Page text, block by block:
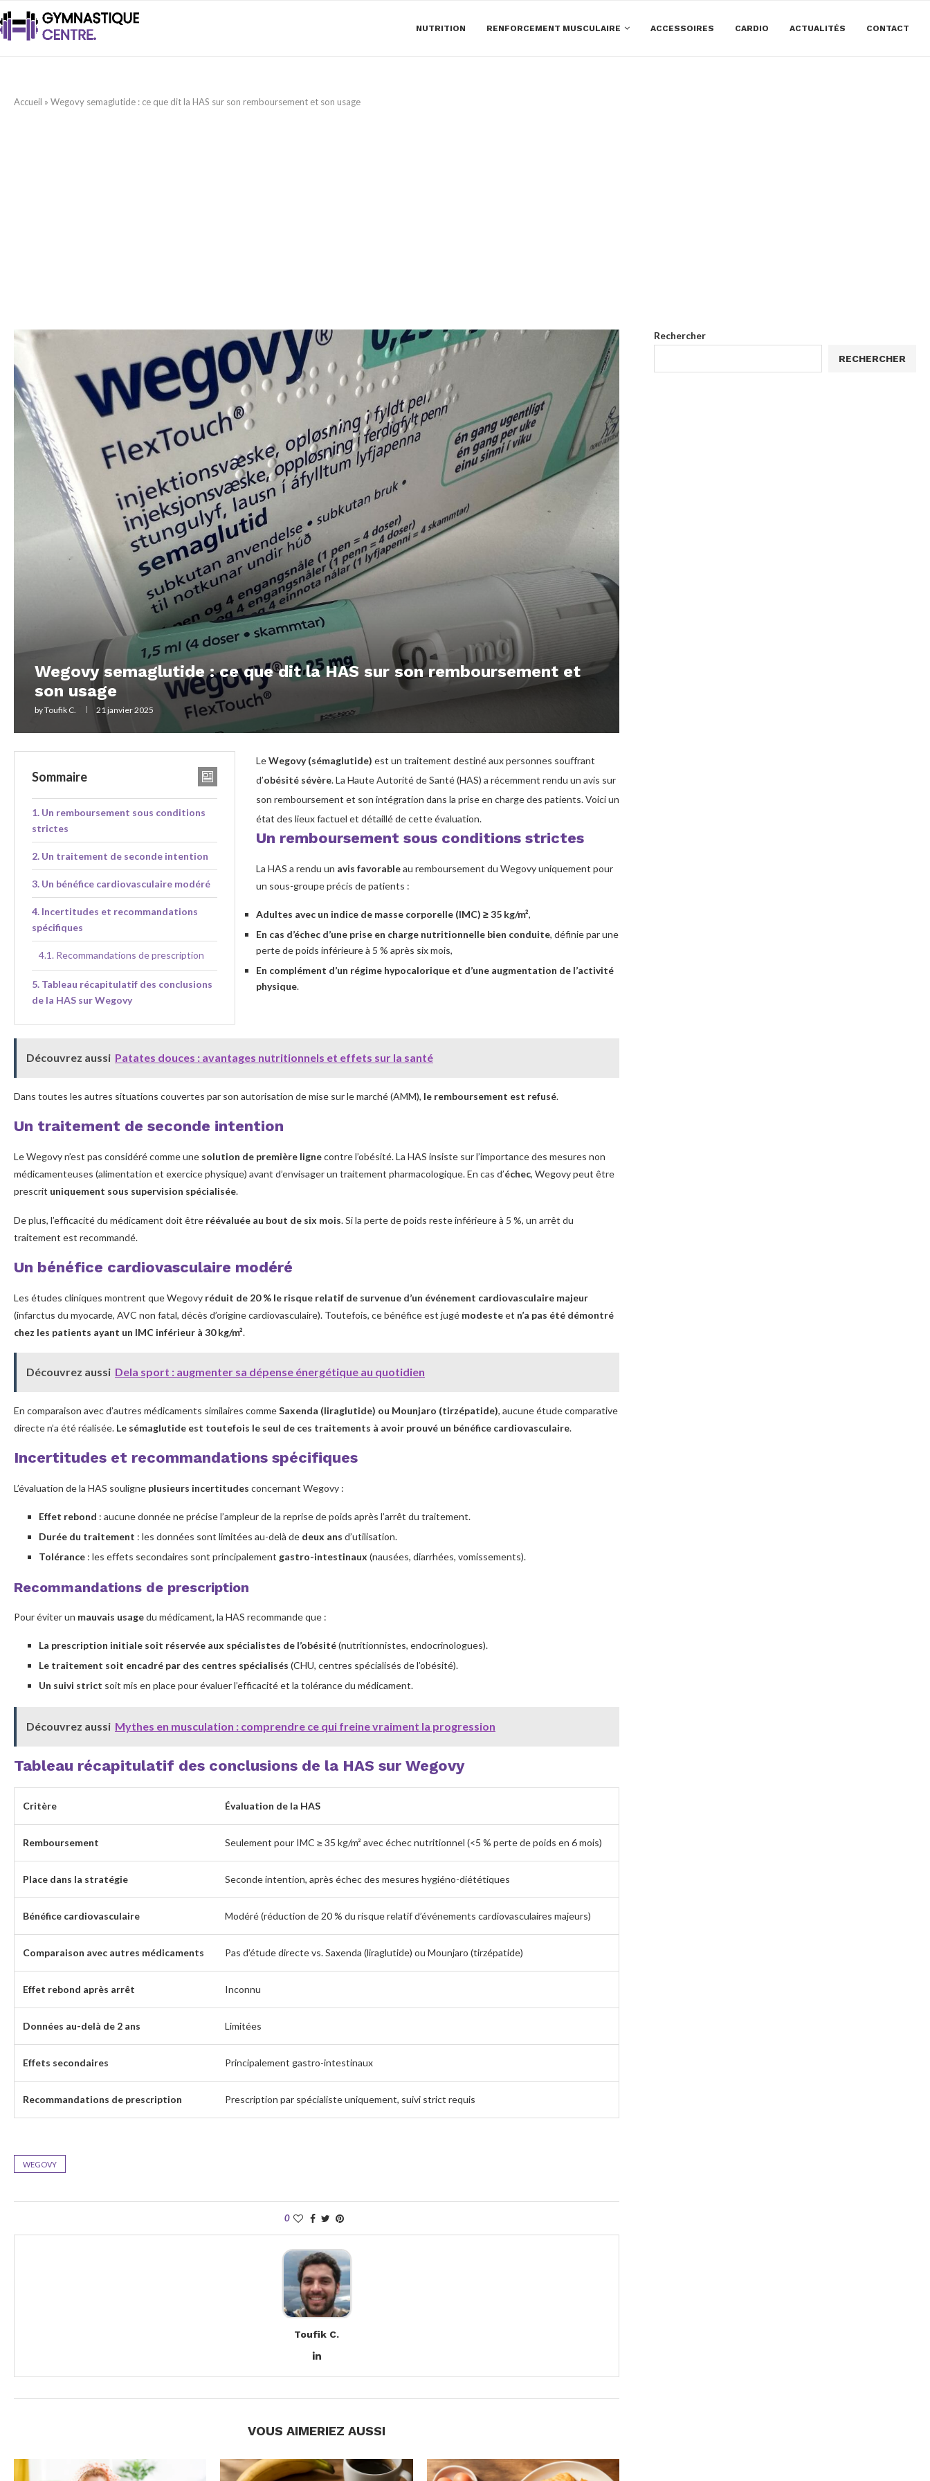
NUTRITION RENFORCEMENT MUSCULAIRE ACCESSOIRES CARDIO ACTUALITÉS CONTACT
Accueil » Wegovy semaglutide : ce que dit la HAS sur son remboursement et son usage
Wegovy semaglutide : ce que dit la HAS sur son remboursement et
son usage
byToufik C. 21 janvier 2025
Sommaire
Un remboursement sous conditions
strictes
Un traitement de seconde intention
Un bénéfice cardiovasculaire modéré
Incertitudes et recommandations
spécifiques
Recommandations de prescription
Tableau récapitulatif des conclusions
de la HAS sur Wegovy
LeWegovy (sémaglutide) est un traitement destiné aux personnes souffrant
d’obésité sévère. La Haute Autorité de Santé (HAS) a récemment rendu un avis sur
son remboursement et son intégration dans la prise en charge des patients. Voici un
état des lieux factuel et détaillé de cette évaluation.
Un remboursement sous conditions strictes
La HAS a rendu un avis favorableau remboursement du Wegovy uniquement pour
un sous-groupe précis de patients :
Adultes avec un indice de masse corporelle (IMC) ≥ 35 kg/m²,
En cas d’échec d’une prise en charge nutritionnelle bien conduite, définie par une
perte de poids inférieure à 5 % après six mois,
En complément d’un régime hypocalorique et d’une augmentation de l’activité
physique.
Découvrez aussi Patates douces : avantages nutritionnels et effets sur la santé
Dans toutes les autres situations couvertes par son autorisation de mise sur le marché (AMM), le remboursement est refusé.
Un traitement de seconde intention
Le Wegovy n’est pas considéré comme une solution de première lignecontre l’obésité. La HAS insiste sur l’importance des mesures non
médicamenteuses (alimentation et exercice physique) avant d’envisager un traitement pharmacologique. En cas d’échec, Wegovy peut être
prescrit uniquement sous supervision spécialisée.
De plus, l’efficacité du médicament doit être réévaluée au bout de six mois. Si la perte de poids reste inférieure à 5 %, un arrêt du
traitement est recommandé.
Un bénéfice cardiovasculaire modéré
Les études cliniques montrent que Wegovy réduit de 20 % le risque relatif de survenue d’un événement cardiovasculaire majeur
(infarctus du myocarde, AVC non fatal, décès d’origine cardiovasculaire). Toutefois, ce bénéfice est jugé modesteet n’a pas été démontré
chez les patients ayant un IMC inférieur à 30 kg/m².
Découvrez aussi Dela sport : augmenter sa dépense énergétique au quotidien
En comparaison avec d’autres médicaments similaires commeSaxenda (liraglutide) ou Mounjaro (tirzépatide), aucune étude comparative
directe n’a été réalisée. Le sémaglutide est toutefois le seul de ces traitements à avoir prouvé un bénéfice cardiovasculaire.
Incertitudes et recommandations spécifiques
L’évaluation de la HAS souligne plusieurs incertitudes concernant Wegovy :
Effet rebond : aucune donnée ne précise l’ampleur de la reprise de poids après l’arrêt du traitement.
Durée du traitement : les données sont limitées au-delà de deux ans d’utilisation.
Tolérance : les effets secondaires sont principalement gastro-intestinaux (nausées, diarrhées, vomissements).
Recommandations de prescription
Pour éviter un mauvais usagedu médicament, la HAS recommande que :
La prescription initiale soit réservée aux spécialistes de l’obésité(nutritionnistes, endocrinologues).
Le traitement soit encadré par des centres spécialisés (CHU, centres spécialisés de l’obésité).
Un suivi strict soit mis en place pour évaluer l’efficacité et la tolérance du médicament.
Découvrez aussi Mythes en musculation : comprendre ce qui freine vraiment la progression
Tableau récapitulatif des conclusions de la HAS sur Wegovy
Critère Évaluation de la HAS
Remboursement Seulement pour IMC ≥ 35 kg/m² avec échec nutritionnel (<5 % perte de poids en 6 mois)
Place dans la stratégie Seconde intention, après échec des mesures hygiéno-diététiques
Bénéfice cardiovasculaire Modéré (réduction de 20 % du risque relatif d’événements cardiovasculaires majeurs)
Comparaison avec autres médicaments Pas d’étude directe vs. Saxenda (liraglutide) ou Mounjaro (tirzépatide)
Effet rebond après arrêt Inconnu
Données au-delà de 2 ans Limitées
Effets secondaires Principalement gastro-intestinaux
Recommandations de prescription Prescription par spécialiste uniquement, suivi strict requis
WEGOVY
0
Toufik C.
VOUS AIMERIEZ AUSSI
Rechercher
RECHERCHER